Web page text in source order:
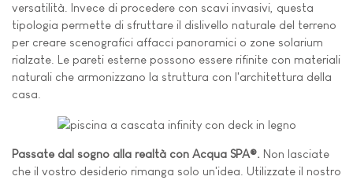
versatilità. Invece di procedere con scavi invasivi, questa
tipologia permette di sfruttare il dislivello naturale del terreno
per creare scenografici affacci panoramici o zone solarium
rialzate. Le pareti esterne possono essere rifinite con materiali
naturali che armonizzano la struttura con l'architettura della
casa.
Passate dal sogno alla realtà con Acqua SPA®. Non lasciate
che il vostro desiderio rimanga solo un'idea. Utilizzate il nostro